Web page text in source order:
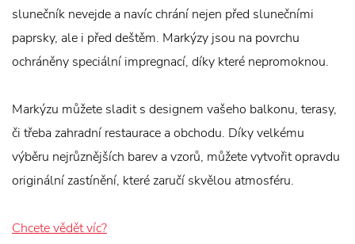
slunečník nevejde a navíc chrání nejen před slunečními
paprsky, ale i před deštěm. Markýzy jsou na povrchu
ochráněny speciální impregnací, díky které nepromoknou.
Markýzu můžete sladit s designem vašeho balkonu, terasy,
či třeba zahradní restaurace a obchodu. Díky velkému
výběru nejrůznějších barev a vzorů, můžete vytvořit opravdu
originální zastínění, které zaručí skvělou atmosféru.
Chcete vědět víc?